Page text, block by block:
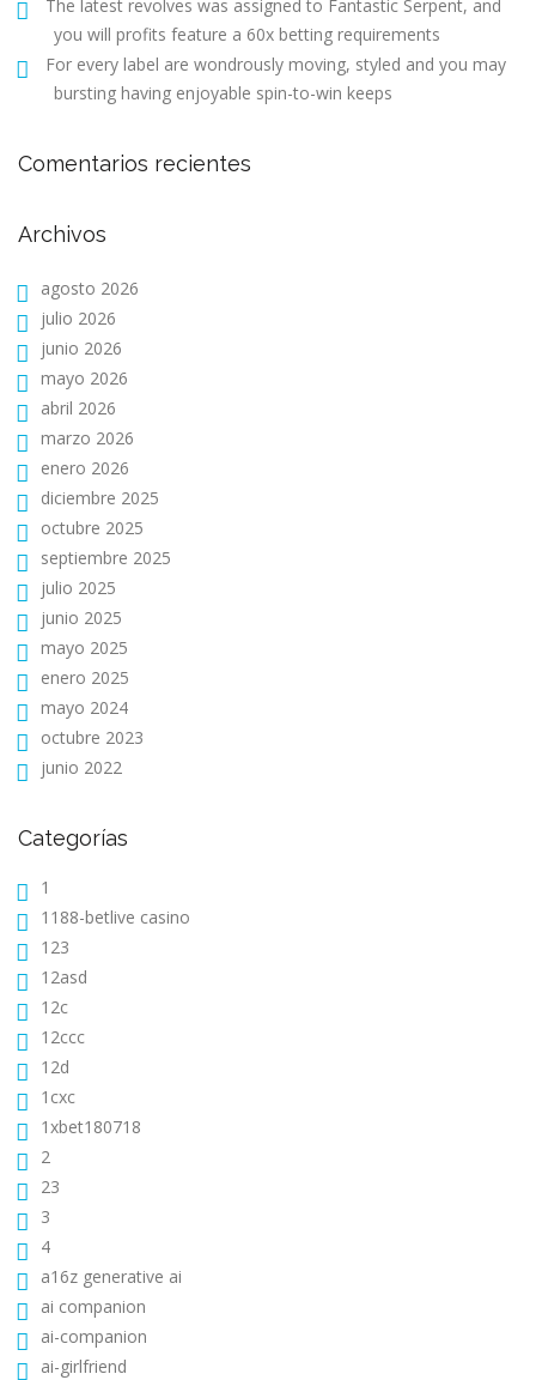
The latest revolves was assigned to Fantastic Serpent, and
you will profits feature a 60x betting requirements
For every label are wondrously moving, styled and you may
bursting having enjoyable spin-to-win keeps
Comentarios recientes
Archivos
agosto 2026
julio 2026
junio 2026
mayo 2026
abril 2026
marzo 2026
enero 2026
diciembre 2025
octubre 2025
septiembre 2025
julio 2025
junio 2025
mayo 2025
enero 2025
mayo 2024
octubre 2023
junio 2022
Categorías
1
1188-betlive casino
123
12asd
12c
12ccc
12d
1cxc
1xbet180718
2
23
3
4
a16z generative ai
ai companion
ai-companion
ai-girlfriend